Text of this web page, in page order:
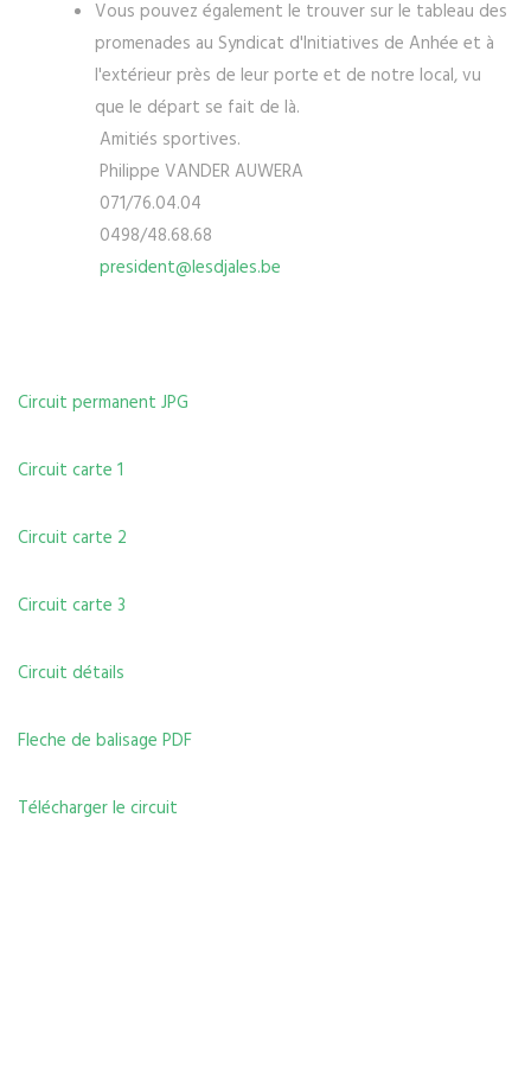
Vous pouvez également le trouver sur le tableau des
promenades au Syndicat d'Initiatives de Anhée et à
l'extérieur près de leur porte et de notre local, vu
que le départ se fait de là.
Amitiés sportives.
Philippe VANDER AUWERA
071/76.04.04
0498/48.68.68
president@lesdjales.be
Circuit permanent JPG
Circuit carte 1
Circuit carte 2
Circuit carte 3
Circuit détails
Fleche de balisage PDF
Télécharger le circuit